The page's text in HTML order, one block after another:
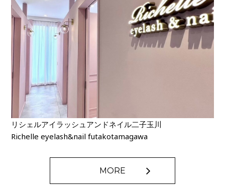
リシェルアイラッシュアンドネイル二子玉川
Richelle eyelash&nail futakotamagawa
MORE